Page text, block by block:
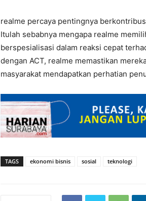
realme percaya pentingnya
Itulah sebabnya mengapa realme
berspesialisasi dalam reaksi cepat
dengan ACT, realme memastikan
masyarakat mendapatkan perhatian
TAGS ekonomi bisnis sosial teknologi